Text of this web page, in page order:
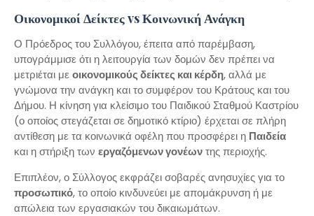
Οικονομικοί Δείκτες vs Κοινωνική Ανάγκη
Ο Πρόεδρος του Συλλόγου, έπειτα από παρέμβαση,
υπογράμμισε ότι η λειτουργία των δομών δεν πρέπει να
μετριέται μεοικονομικούς δείκτες και κέρδη, αλλά με
γνώμονα την ανάγκη και το συμφέρον του Κράτους και του
Δήμου. Η κίνηση για κλείσιμο του Παιδικού Σταθμού Καστρίου
(ο οποίος στεγάζεται σε δημοτικό κτίριο) έρχεται σε πλήρη
αντίθεση με τα κοινωνικά οφέλη που προσφέρει η Παιδεία
και η στήριξη των εργαζόμενων γονέωντης περιοχής.
Επιπλέον, ο Σύλλογος εκφράζει σοβαρές ανησυχίες για το
προσωπικό, το οποίο κινδυνεύει με απομάκρυνση ή με
απώλεια των εργασιακών του δικαιωμάτων.